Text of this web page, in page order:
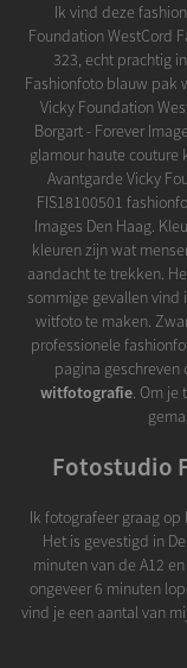
Ik vind deze
Foundation WestCord
323, echt prachtig
Fashionfoto blauw pak
Vicky Foundation
Borgart - Forever
glamour haute couture
Avantgarde Vicky
FIS18100501
Images Den Haag.
kleuren zijn wat
aandacht te trekken.
sommige gevallen vind
witfoto te maken.
professionele
pagina
witfotografie. Om je
Fotostudio
Ik fotografeer graag
Het is gevestigd in
minuten van de A12
ongeveer 6 minuten
vind je een aantal van